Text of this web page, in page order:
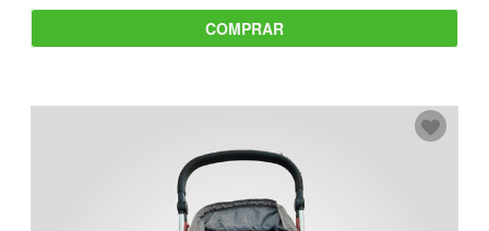
COMPRAR